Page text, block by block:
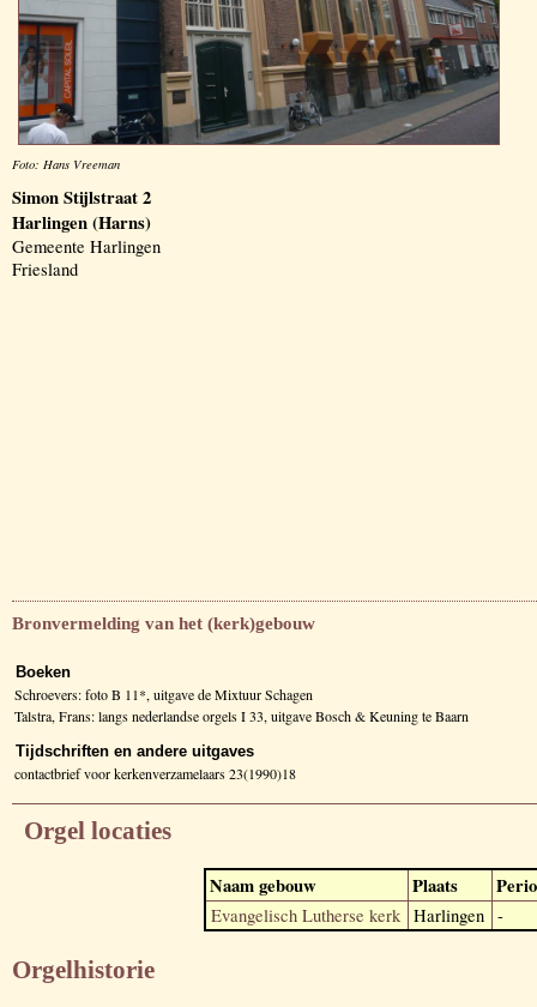
Foto: Hans Vreeman
Simon Stijlstraat 2
Harlingen (Harns)
Gemeente Harlingen
Friesland
Bronvermelding van het (kerk)gebouw
Boeken
Schroevers: foto B 11*, uitgave de Mixtuur Schagen
Talstra, Frans: langs nederlandse orgels I 33, uitgave Bosch & Keuning te Baarn
Tijdschriften en andere uitgaves
contactbrief voor kerkenverzamelaars 23(1990)18
Orgel locaties
Naam gebouw Plaats
Evangelisch Lutherse kerk Harlingen -
Orgelhistorie